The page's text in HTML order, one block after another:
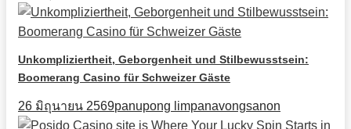
Unkompliziertheit, Geborgenheit und Stilbewusstsein:
Boomerang Casino für Schweizer Gäste
26 มิถุนายน 2569panupong limpanavongsanon